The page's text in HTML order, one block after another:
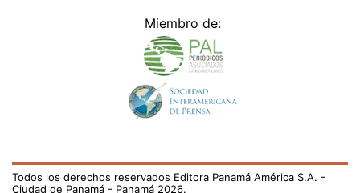
Miembro de:
Todos los derechos reservados Editora Panamá América S.A. -
Ciudad de Panamá - Panamá 2026.